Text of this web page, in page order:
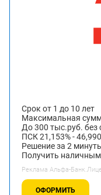
Срок от 1 до 10 лет
Максимальная
До 300 тыс.руб. без
ПСК 21,153% -
Решение за 2
Получить
Реклама Альфа-
ОФОРМИТЬ